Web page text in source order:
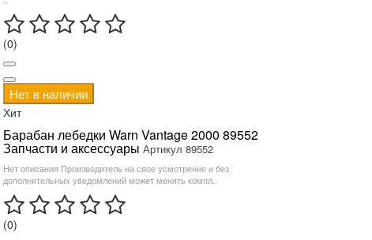
(0)
Нет в наличии
Хит
Барабан лебедки Warn Vantage 2000 89552
Запчасти и аксессуары Артикул 89552
Нет описания Производитель на свое усмотрение и без
дополнительных уведомлений может менять компл..
(0)